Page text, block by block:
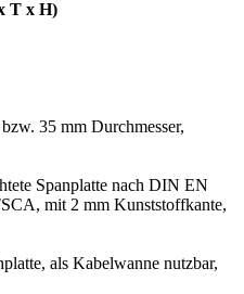
T x H)
35 mm Durchmesser,
Spanplatte nach DIN EN
mit 2 mm Kunststoffkante,
als Kabelwanne nutzbar,